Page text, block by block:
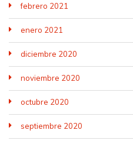
febrero 2021
enero 2021
diciembre 2020
noviembre 2020
octubre 2020
septiembre 2020